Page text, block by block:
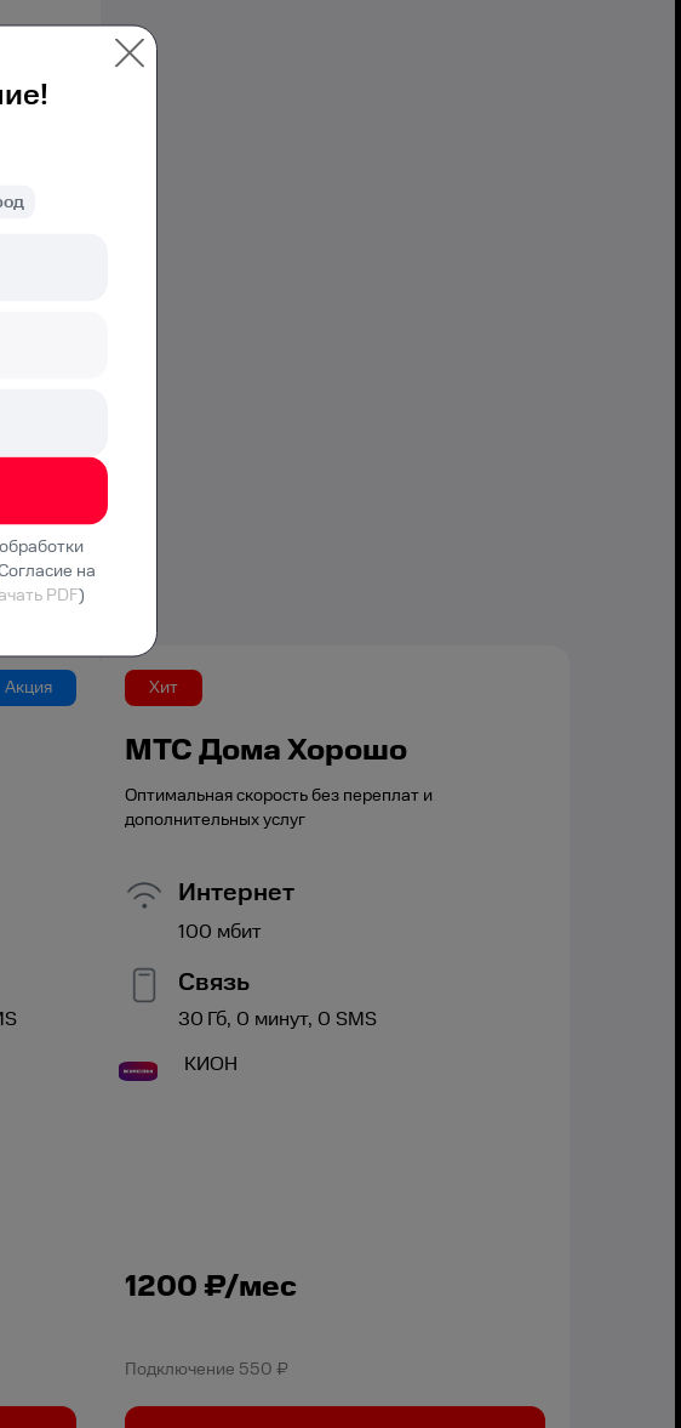
Акция Хит
МТС Дома Хорошо
Оптимальная скорость без переплат и
дополнительных услуг
Интернет
100 мбит
Связь
30 Гб, 0 минут, 0 SMS
КИОН
1200 ₽/мес
Подключение 550 ₽
на
PDF)